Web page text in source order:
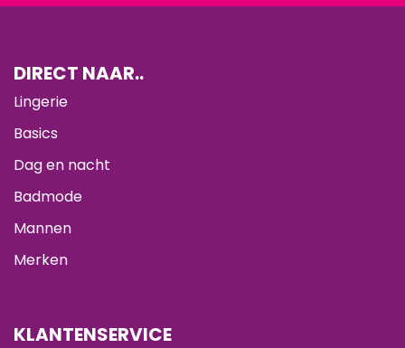
DIRECT NAAR..
Lingerie
Basics
Dag en nacht
Badmode
Mannen
Merken
KLANTENSERVICE